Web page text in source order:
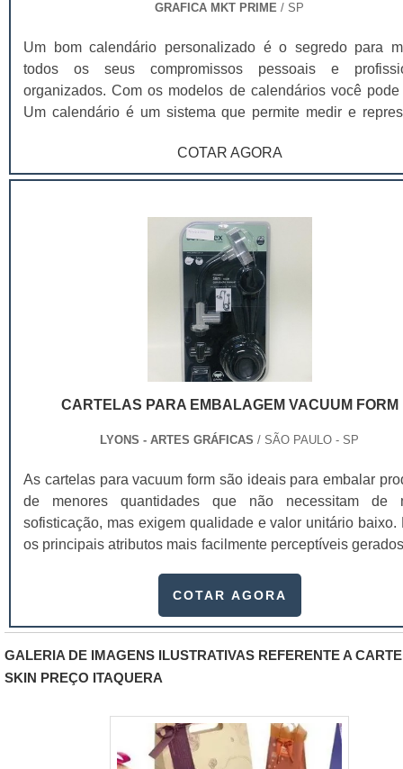
GRAFICA MKT PRIME / SP
Um bom calendário personalizado é o segredo para
todos os seus compromissos pessoais e
organizados. Com os modelos de calendários você pode
Um calendário é um sistema que permite medir e
vocábulo latino calendarium, o calendário recorre à
temporária em unidades como anos, meses, semanas e
que permitem a sua representação gráfica. Calendário
se pode usar como sinônimo de almanaque, que é o
dias que compõem um ano com informação vinculada
feriados (festivos), às festas religiosas e à
calendário permite seguir uma ordem cronológica de
e organizar uma agenda. Existem diversos tipos de
consoante a forma como for dividido o tempo. No
ocidental, o calendário mais usado é o calendário
COTAR AGORA
CARTELAS PARA EMBALAGEM VACUUM FORM
LYONS - ARTES GRÁFICAS / SÃO PAULO - SP
As cartelas para vacuum form são ideais para embalar
de menores quantidades que não necessitam de
sofisticação, mas exigem qualidade e valor unitário baixo.
os principais atributos mais facilmente perceptíveis
conforto, segurança e proteção ao produto.A cartela
clientes o melhor custo/benefício para você produzir
materiais. As cartelas para embalagem vacuum
utilizadas nos mais variados segmentos, seja na
outros.Além da facilidade de negociação, produção e
empresa fornecedora garante um processo de
COTAR AGORA
GALERIA DE IMAGENS ILUSTRATIVAS REFERENTE A
SKIN PREÇO ITAQUERA